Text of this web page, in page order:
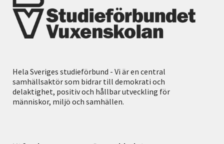
Hela Sveriges studieförbund - Vi är en central
samhällsaktör som bidrar till demokrati och
delaktighet, positiv och hållbar utveckling för
människor, miljö och samhällen.